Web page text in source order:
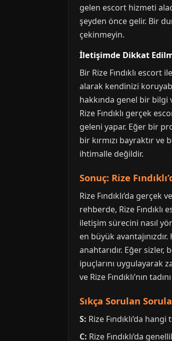
gelen escort hizmeti
şeyden önce gelir. Bir
çekinmeyin.
İletişimde Dikkat
Bir Rize Fındıklı
alarak kendinizi
hakkında genel bir
Rize Fındıklı gerçek
geleni yapar. Eğer bir
bir kırmızı bayraktır
ihtimalle değildir.
Sonuç: Rize
Rize Fındıklı’da
rehberde, Rize
iletişim sürecini nasıl
en büyük
anahtarıdır. Eğer
ipuçlarını uygulayarak
ve Rize Fındıklı’nın
Sıkça Sorulan
S: Rize Fındıklı’da
C: Rize Fındıklı’da